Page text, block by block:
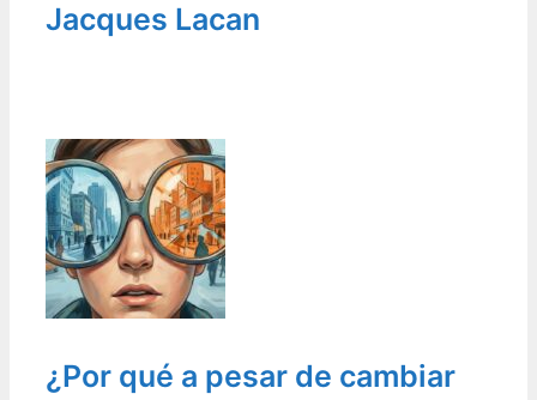
Jacques Lacan
¿Por qué a pesar de cambiar